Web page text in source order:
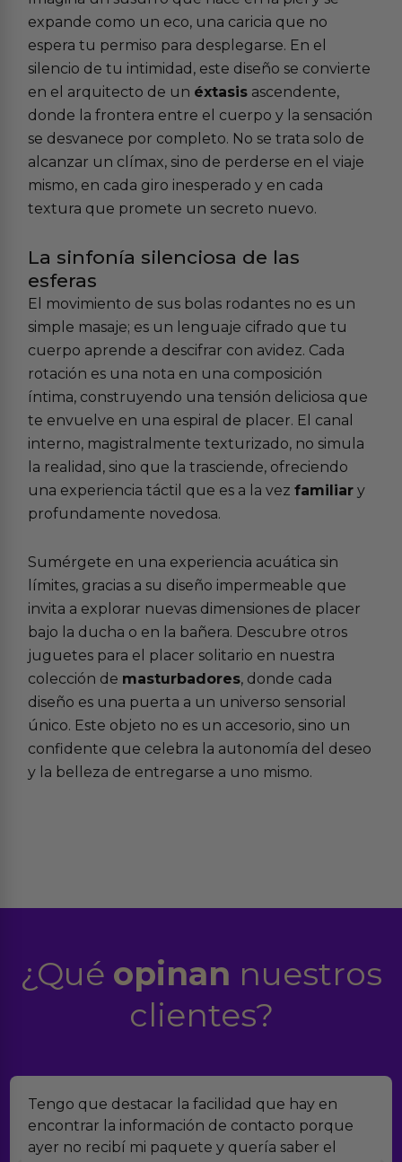
expande como un eco, una caricia que no
espera tu permiso para desplegarse. En el
silencio de tu intimidad, este diseño se convierte
en el arquitecto de un éxtasis ascendente,
donde la frontera entre el cuerpo y la sensación
se desvanece por completo. No se trata solo de
alcanzar un clímax, sino de perderse en el viaje
mismo, en cada giro inesperado y en cada
textura que promete un secreto nuevo.
La sinfonía silenciosa de las
esferas
El movimiento de sus bolas rodantes no es un
simple masaje; es un lenguaje cifrado que tu
cuerpo aprende a descifrar con avidez. Cada
rotación es una nota en una composición
íntima, construyendo una tensión deliciosa que
te envuelve en una espiral de placer. El canal
interno, magistralmente texturizado, no simula
la realidad, sino que la trasciende, ofreciendo
una experiencia táctil que es a la vezfamiliar y
profundamente novedosa.
Sumérgete en una experiencia acuática sin
límites, gracias a su diseño impermeable que
invita a explorar nuevas dimensiones de placer
bajo la ducha o en la bañera. Descubre otros
juguetes para el placer solitario en nuestra
colección de masturbadores, donde cada
diseño es una puerta a un universo sensorial
único. Este objeto no es un accesorio, sino un
confidente que celebra la autonomía del deseo
y la belleza de entregarse a uno mismo.
¿Qué opinan nuestros
clientes?
Tengo que destacar la facilidad que hay en
encontrar la información de contacto porque
ayer no recibí mi paquete y quería saber el